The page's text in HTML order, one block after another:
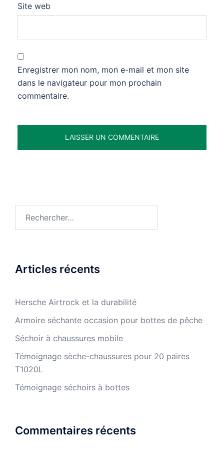
Site web
Enregistrer mon nom, mon e-mail et mon site
dans le navigateur pour mon prochain
commentaire.
Articles récents
Hersche Airtrock et la durabilité
Armoire séchante occasion pour bottes de pêche
Séchoir à chaussures mobile
Témoignage sèche-chaussures pour 20 paires
T1020L
Témoignage séchoirs à bottes
Commentaires récents